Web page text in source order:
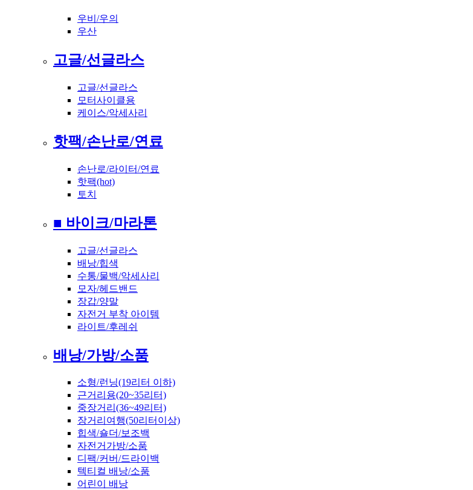
우비/우의
우산
고글/선글라스
고글/선글라스
모터사이클용
케이스/악세사리
핫팩/손난로/연료
손난로/라이터/연료
핫팩(hot)
토치
■ 바이크/마라톤
고글/선글라스
배낭/힙색
수통/물백/악세사리
모자/헤드밴드
장갑/양말
자전거 부착 아이템
라이트/후레쉬
배낭/가방/소품
소형/런닝(19리터 이하)
근거리용(20~35리터)
중장거리(36~49리터)
장거리여행(50리터이상)
힙색/숄더/보조백
자전거가방/소품
디팩/커버/드라이백
텍티컬 배낭/소품
어린이 배낭